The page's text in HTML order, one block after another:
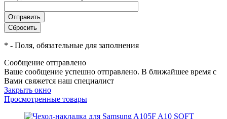
* - Поля, обязательные для заполнения
Сообщение отправлено
Ваше сообщение успешно отправлено. В ближайшее время с
Вами свяжется наш специалист
Закрыть окно
Просмотренные товары